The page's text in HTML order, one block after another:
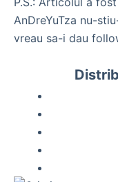
AnDreYuTza nu-
vreau sa-i dau